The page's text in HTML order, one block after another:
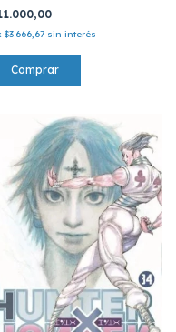
$3.666,67 sin interés